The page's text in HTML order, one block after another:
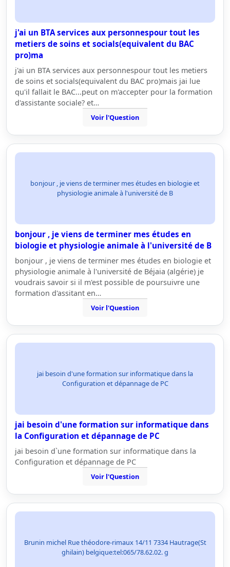
j'ai un BTA services aux personnespour tout les
metiers de soins et socials(equivalent du BAC
pro)ma
j'ai un BTA services aux personnespour tout les metiers
de soins et socials(equivalent du BAC pro)mais jai lue
qu'il fallait le BAC...peut on m'accepter pour la formation
d'assistante sociale? et…
Voir l'Question
bonjour , je viens de terminer mes études en biologie et
physiologie animale à l'université de B
bonjour , je viens de terminer mes études en
biologie et physiologie animale à l'université de B
bonjour , je viens de terminer mes études en biologie et
physiologie animale à l'université de Béjaia (algérie) je
voudrais savoir si il m'est possible de poursuivre une
formation d'assitant en…
Voir l'Question
jai besoin d'une formation sur informatique dans la
Configuration et dépannage de PC
jai besoin d'une formation sur informatique dans
la Configuration et dépannage de PC
jai besoin d`une formation sur informatique dans la
Configuration et dépannage de PC
Voir l'Question
Brunin michel Rue théodore-rimaux 14/11 7334 Hautrage(St
ghilain) belgique:tel:065/78.62.02. g